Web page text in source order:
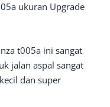
ukuran Upgrade
t005a ini sangat
jalan aspal sangat
dan super